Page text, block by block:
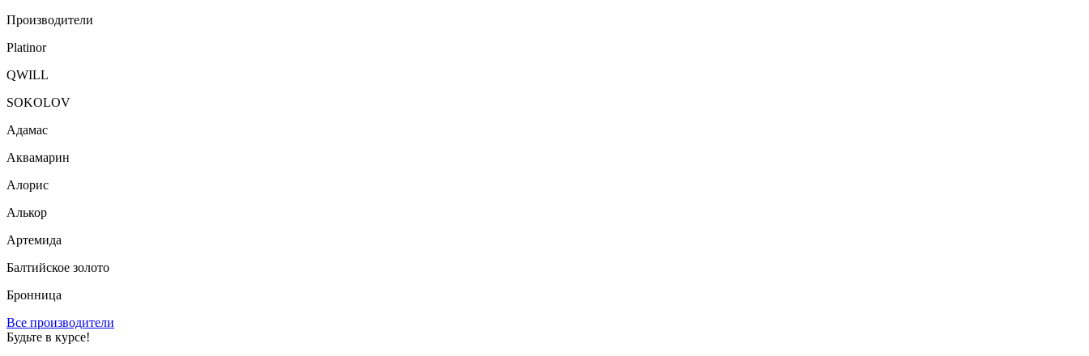
Производители
Platinor
QWILL
SOKOLOV
Адамас
Аквамарин
Алорис
Алькор
Артемида
Балтийское золото
Бронница
Все производители
Будьте в курсе!